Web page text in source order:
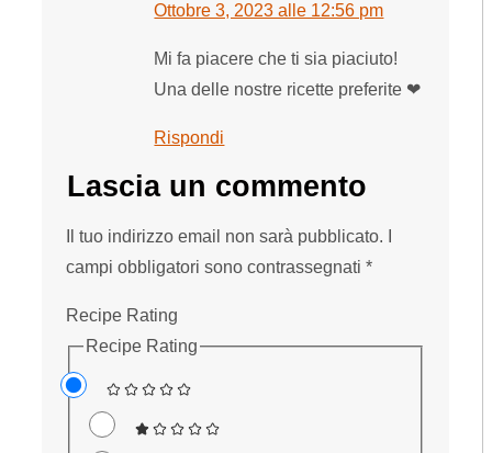
Ottobre 3, 2023 alle 12:56 pm
Mi fa piacere che ti sia piaciuto!
Una delle nostre ricette preferite ❤
Rispondi
Lascia un commento
Il tuo indirizzo email non sarà pubblicato.
campi obbligatori sono contrassegnati*
Recipe Rating
Recipe Rating